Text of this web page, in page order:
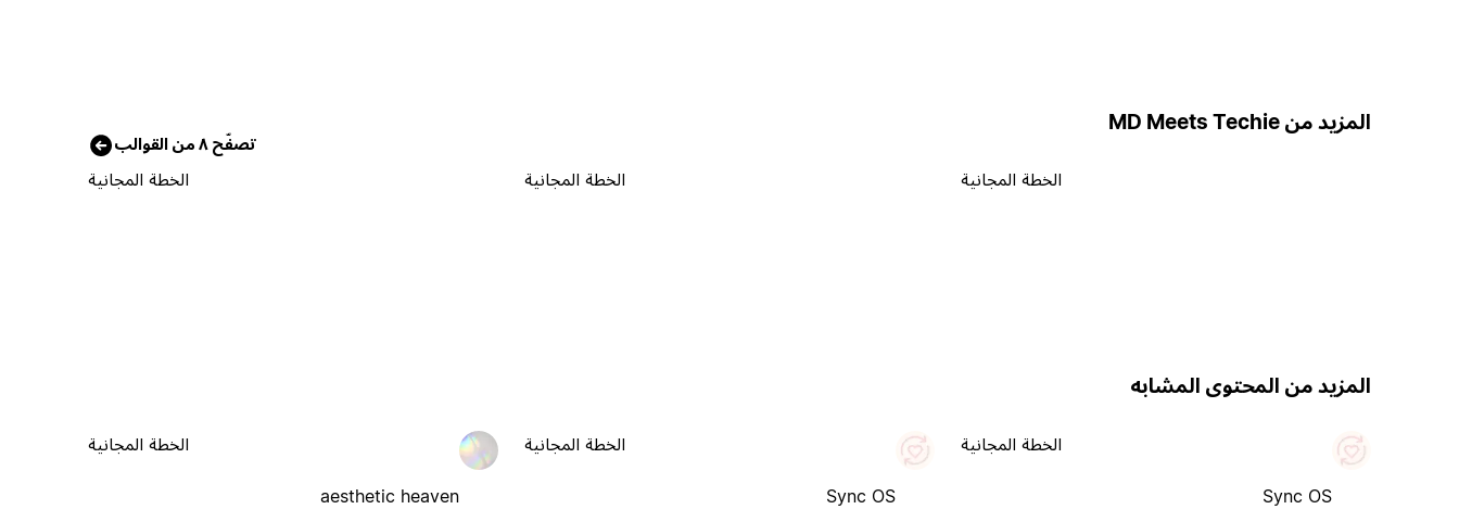
المزيد من MD Meets Techie
تصفّح ٨ من القوالب
الخطة المجانية الخطة المجانية الخطة المجانية
المزيد من المحتوى المشابه
Sync OS
الخطة المجانية
Sync OS
الخطة المجانية
aesthetic heaven
الخطة المجانية